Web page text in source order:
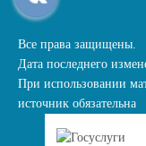
Все права защищены.
Дата последнего
При использовании
источник обязательна